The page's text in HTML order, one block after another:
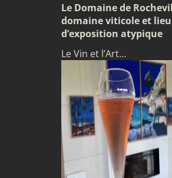
Le Domaine de
domaine viticole et lieu
d’exposition atypique
Le Vin et l’Art…